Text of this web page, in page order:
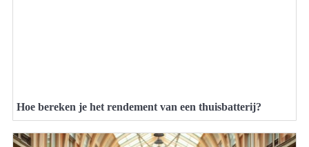
Hoe bereken je het rendement van een thuisbatterij?